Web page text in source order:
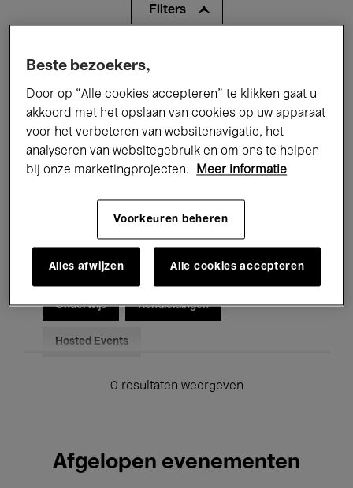
Filters
Alle evenementen
Tentoonstellingen Films
Performances Lezingen & Debatten
Jazz Klassieke Muziek Global Music
Voor iedereen Kids’ Palace
Onderwijs Rondleidingen
Hosted Events
0 resultaten weergeven
Afgelopen evenementen
Beste bezoekers,
Door op “Alle cookies accepteren” te klikken gaat u
akkoord met het opslaan van cookies op uw apparaat
voor het verbeteren van websitenavigatie, het
analyseren van websitegebruik en om ons te helpen
bij onze marketingprojecten.
Meer informatie
Voorkeuren beheren
Alles afwijzen Alle cookies accepteren